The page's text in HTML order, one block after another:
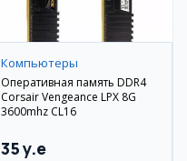
Компьютеры
Оперативная память DDR4
Corsair Vengeance LPX 8G
3600mhz CL16
35 y.e